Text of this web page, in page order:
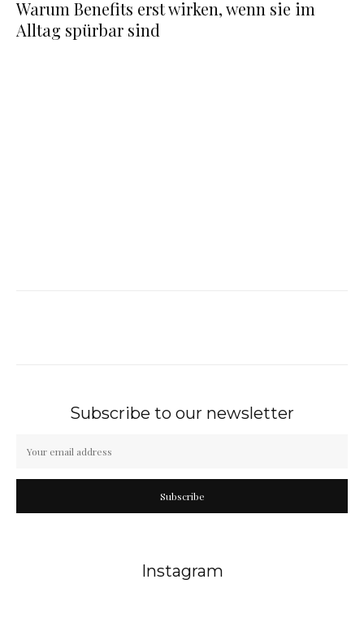
Warum Benefits erst wirken, wenn sie im
Alltag spürbar sind
Subscribe to our newsletter
Subscribe
Instagram